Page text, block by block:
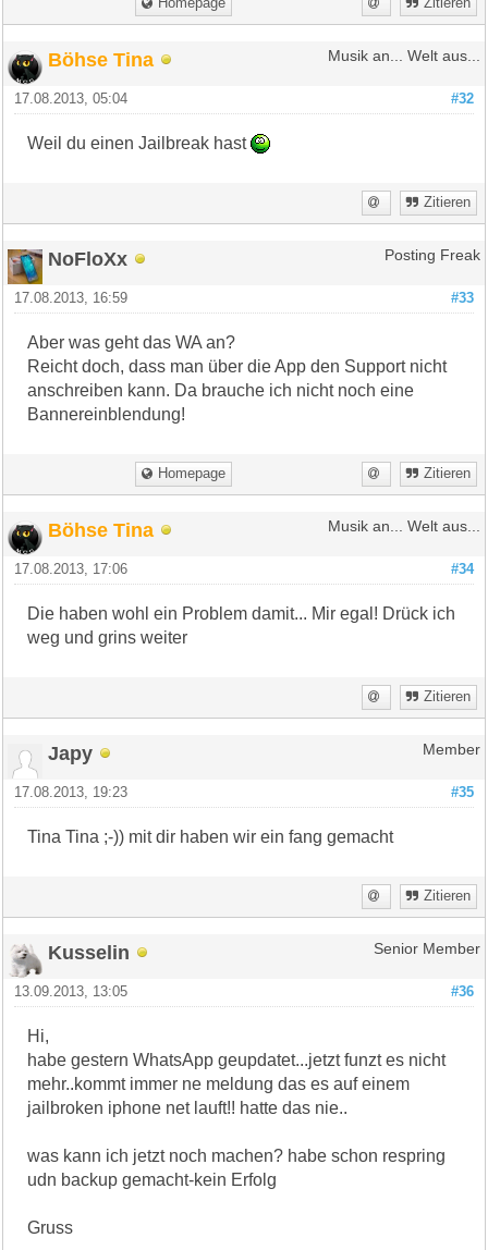
Böhse Tina Musik an... Welt aus...
#32
17.08.2013, 05:04
Weil du einen Jailbreak hast
Zitieren
NoFloXx Posting Freak
#33
17.08.2013, 16:59
Aber was geht das WA an?
Reicht doch, dass man über die App den Support nicht
anschreiben kann. Da brauche ich nicht noch eine
Bannereinblendung!
Homepage Zitieren
Böhse Tina Musik an... Welt aus...
#34
17.08.2013, 17:06
Die haben wohl ein Problem damit... Mir egal! Drück ich
weg und grins weiter
Zitieren
Japy Member
#35
17.08.2013, 19:23
Tina Tina ;-)) mit dir haben wir ein fang gemacht
Zitieren
Kusselin Senior Member
#36
13.09.2013, 13:05
Hi,
habe gestern WhatsApp geupdatet...jetzt funzt es nicht
mehr..kommt immer ne meldung das es auf einem
jailbroken iphone net lauft!! hatte das nie..
was kann ich jetzt noch machen? habe schon respring
udn backup gemacht-kein Erfolg
Gruss